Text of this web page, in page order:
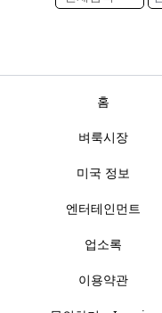
홈
벼룩시장
미국 정보
엔터테인먼트
업소록
이용약관